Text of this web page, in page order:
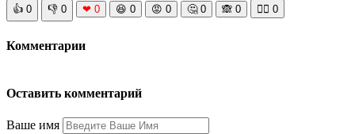
👍 0 👎 0 ❤ 0 😆 0 😡 0 🤔 0 🙈 0 🧘‍♀️ 0
Комментарии
Оставить комментарий
Ваше имя